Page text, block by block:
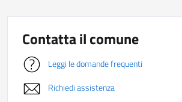
Contatta il comune
Leggi le domande frequenti
Richiedi assistenza